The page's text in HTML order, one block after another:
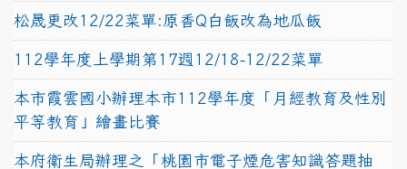
松晟更改12/22菜單:原香Q白飯改為地瓜飯
112學年度上學期第17週12/18-12/22菜單
本市霞雲國小辦理本市112學年度「月經教育及性別
平等教育」繪畫比賽
本府衛生局辦理之「桃園市電子煙危害知識答題抽